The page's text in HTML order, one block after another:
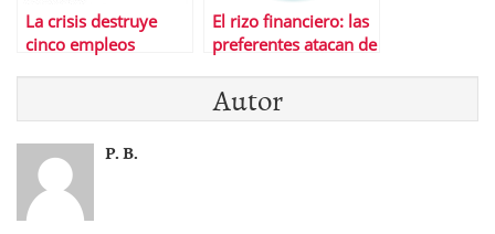
La crisis destruye
cinco empleos
El rizo financiero: las
preferentes atacan de
Autor
P. B.